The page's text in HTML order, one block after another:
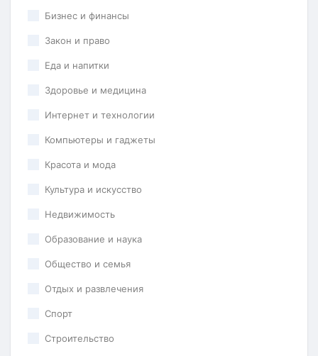
Бизнес и финансы
Закон и право
Еда и напитки
Здоровье и медицина
Интернет и технологии
Компьютеры и гаджеты
Красота и мода
Культура и искусство
Недвижимость
Образование и наука
Общество и семья
Отдых и развлечения
Спорт
Строительство